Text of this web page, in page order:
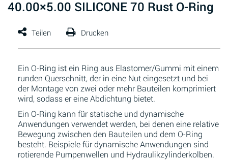
40.00×5.00 SILICONE 70 Rust O-Ring
Ein O-Ring ist ein Ring aus Elastomer/Gummi mit einem
runden Querschnitt, der in eine Nut eingesetzt und bei
der Montage von zwei oder mehr Bauteilen komprimiert
wird, sodass er eine Abdichtung bietet.
Ein O-Ring kann für statische und dynamische
Anwendungen verwendet werden, bei denen eine relative
Bewegung zwischen den Bauteilen und dem O-Ring
besteht. Beispiele für dynamische Anwendungen sind
rotierende Pumpenwellen und Hydraulikzylinderkolben.